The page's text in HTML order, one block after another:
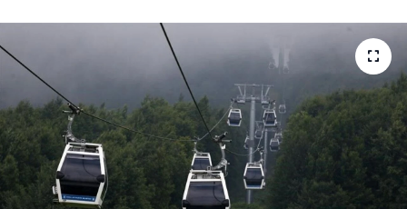
Teknoloji
Yazarlar
Astroloji-Rüya